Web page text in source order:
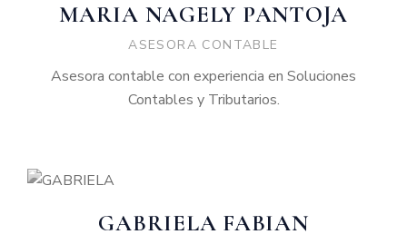
MARIA NAGELY PANTOJA
ASESORA CONTABLE
Asesora contable con experiencia en Soluciones
Contables y Tributarios.
GABRIELA FABIAN